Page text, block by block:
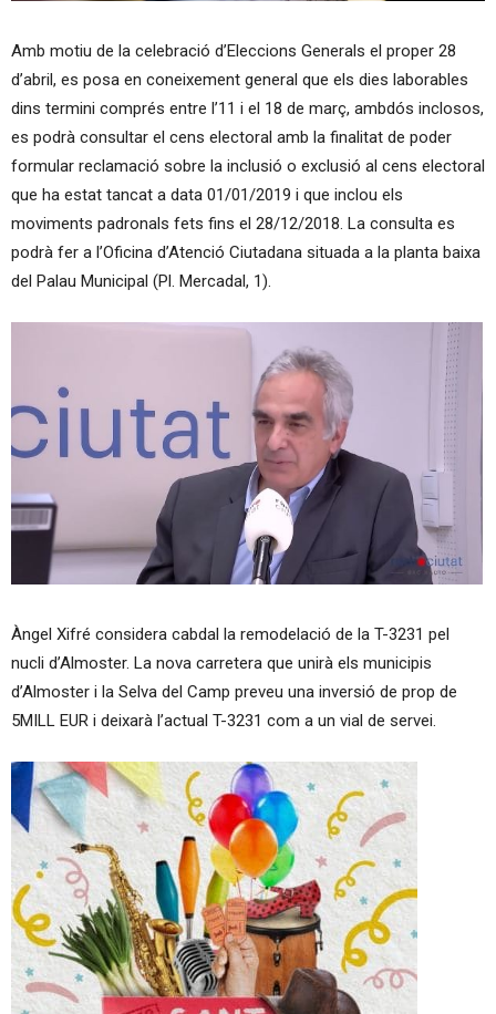
Amb motiu de la celebració d’Eleccions Generals el proper 28
d’abril, es posa en coneixement general que els dies laborables
dins termini comprés entre l’11 i el 18 de març, ambdós inclosos,
es podrà consultar el cens electoral amb la finalitat de poder
formular reclamació sobre la inclusió o exclusió al cens electoral
que ha estat tancat a data 01/01/2019 i que inclou els
moviments padronals fets fins el 28/12/2018. La consulta es
podrà fer a l’Oficina d’Atenció Ciutadana situada a la planta baixa
del Palau Municipal (Pl. Mercadal, 1).
Àngel Xifré considera cabdal la remodelació de la T-3231 pel
nucli d’Almoster. La nova carretera que unirà els municipis
d’Almoster i la Selva del Camp preveu una inversió de prop de
5MILL EUR i deixarà l’actual T-3231 com a un vial de servei.